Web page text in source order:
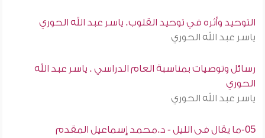
التوحيد وأثره في توحيد القلوب. ياسر عبد الله الحوري
ياسر عبد الله الحوري
رسائل وتوصيات بمناسبة العام الدراسي . ياسر عبد الله
الحوري
ياسر عبد الله الحوري
05-ما يقال فى الليل - د.محمد إسماعيل المقدم